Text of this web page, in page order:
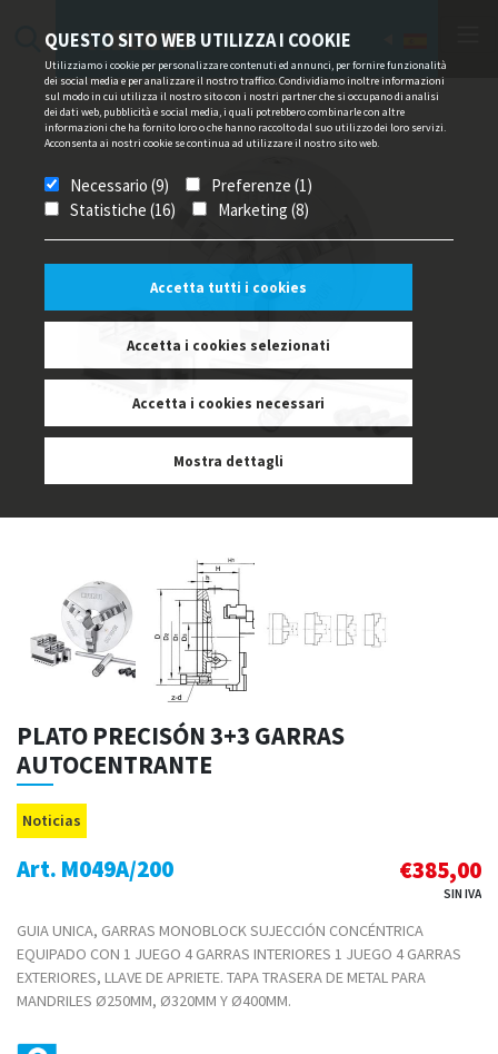
QUESTO SITO WEB UTILIZZA I COOKIE
Utilizziamo i cookie per personalizzare contenuti ed annunci, per fornire funzionalità
dei social media e per analizzare il nostro traffico. Condividiamo inoltre informazioni
sul modo in cui utilizza il nostro sito con i nostri partner che si occupano di analisi
dei dati web, pubblicità e social media, i quali potrebbero combinarle con altre
informazioni che ha fornito loro o che hanno raccolto dal suo utilizzo dei loro servizi.
Acconsenta ai nostri cookie se continua ad utilizzare il nostro sito web.
Necessario (9)
Preferenze (1)
Statistiche (16)
Marketing (8)
Accetta tutti i cookies
Accetta i cookies selezionati
Accetta i cookies necessari
Mostra dettagli
PLATO PRECISÓN 3+3 GARRAS
AUTOCENTRANTE
Noticias
Art. M049A/200 €385,00
SIN IVA
GUIA UNICA, GARRAS MONOBLOCK SUJECCIÓN CONCÉNTRICA
EQUIPADO CON 1 JUEGO 4 GARRAS INTERIORES 1 JUEGO 4 GARRAS
EXTERIORES, LLAVE DE APRIETE. TAPA TRASERA DE METAL PARA
MANDRILES Ø250MM, Ø320MM Y Ø400MM.